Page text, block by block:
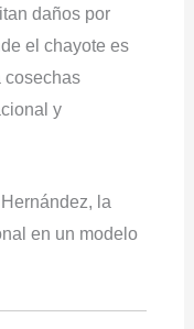
daños por
el chayote es
cosechas
y
la
en un modelo